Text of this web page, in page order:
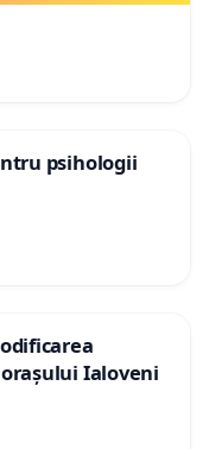
psihologii
Ialoveni